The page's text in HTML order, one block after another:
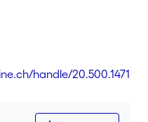
handle/20.500.1471